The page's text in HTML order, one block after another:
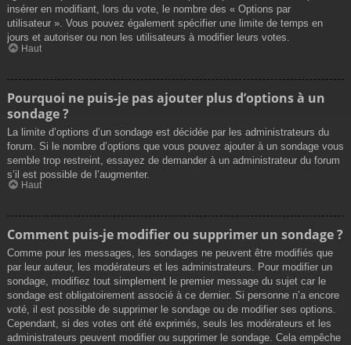
insérer en modifiant, lors du vote, le nombre des « Options par
utilisateur ». Vous pouvez également spécifier une limite de temps en
jours et autoriser ou non les utilisateurs à modifier leurs votes.
Haut
Pourquoi ne puis-je pas ajouter plus d’options à un
sondage ?
La limite d’options d’un sondage est décidée par les administrateurs du
forum. Si le nombre d’options que vous pouvez ajouter à un sondage vous
semble trop restreint, essayez de demander à un administrateur du forum
s’il est possible de l’augmenter.
Haut
Comment puis-je modifier ou supprimer un sondage ?
Comme pour les messages, les sondages ne peuvent être modifiés que
par leur auteur, les modérateurs et les administrateurs. Pour modifier un
sondage, modifiez tout simplement le premier message du sujet car le
sondage est obligatoirement associé à ce dernier. Si personne n’a encore
voté, il est possible de supprimer le sondage ou de modifier ses options.
Cependant, si des votes ont été exprimés, seuls les modérateurs et les
administrateurs peuvent modifier ou supprimer le sondage. Cela empêche